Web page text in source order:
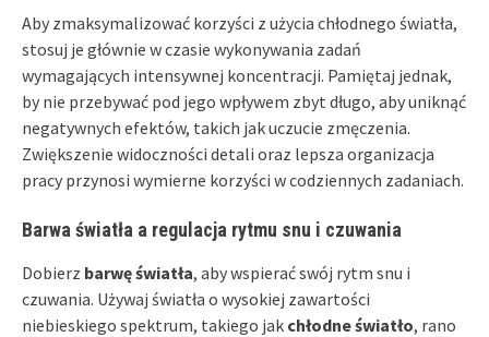
Aby zmaksymalizować korzyści z użycia chłodnego światła,
stosuj je głównie w czasie wykonywania zadań
wymagających intensywnej koncentracji. Pamiętaj jednak,
by nie przebywać pod jego wpływem zbyt długo, aby uniknąć
negatywnych efektów, takich jak uczucie zmęczenia.
Zwiększenie widoczności detali oraz lepsza organizacja
pracy przynosi wymierne korzyści w codziennych zadaniach.
Barwa światła a regulacja rytmu snu i czuwania
Dobierz barwę światła, aby wspierać swój rytm snu i
czuwania. Używaj światła o wysokiej zawartości
niebieskiego spektrum, takiego jak chłodne światło, rano